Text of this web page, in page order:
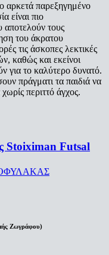
αρκετά παρεξηγημένο
είναι πιο
αποτελούν τους
του άκρατου
τις άσκοπες λεκτικές
καθώς και εκείνοι
για το καλύτερο δυνατό.
πράγματι τα παιδιά να
περιττό άγχος.
Stoiximan Futsal
Ζωγράφου)